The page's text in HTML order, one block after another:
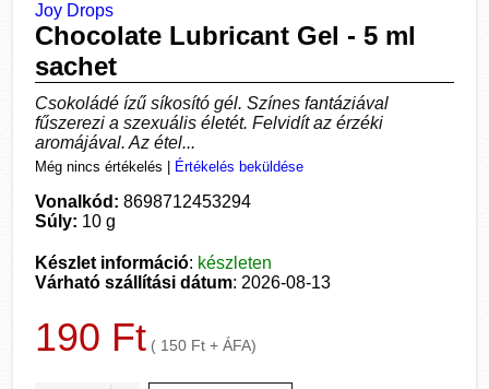
Joy Drops
Chocolate Lubricant Gel - 5 ml
sachet
Csokoládé ízű síkosító gél. Színes fantáziával
fűszerezi a szexuális életét. Felvidít az érzéki
aromájával. Az étel...
Még nincs értékelés Értékelés beküldése
Vonalkód: 8698712453294
Súly: 10 g
Készlet információ: készleten
Várható szállítási dátum: 2026-08-13
190 Ft ( 150 Ft + ÁFA)